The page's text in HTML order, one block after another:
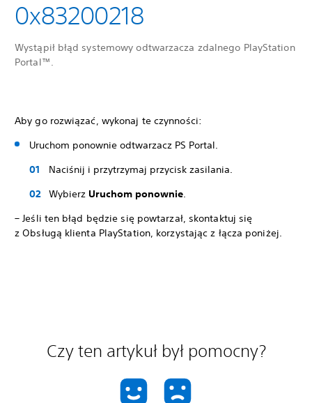
0x83200218
Wystąpił błąd systemowy odtwarzacza zdalnego PlayStation
Portal™.
Aby go rozwiązać, wykonaj te czynności:
Uruchom ponownie odtwarzacz PS Portal.
Naciśnij i przytrzymaj przycisk zasilania.
Wybierz Uruchom ponownie.
– Jeśli ten błąd będzie się powtarzał, skontaktuj się
z Obsługą klienta PlayStation, korzystając z łącza poniżej.
Czy ten artykuł był pomocny?